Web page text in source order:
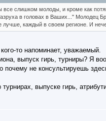
все слишком молоды, и кроме как
в головах в Ваших..." Молодец
лучше, каждый в своем регионе. И
то напоминает, уважаемый.
выпуск гирь, турниры? Я
почему не консультируешь
выпуске гирь,